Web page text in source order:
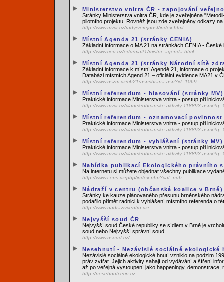
Ministerstvo vnitra ČR - zapojování
Stránky Ministerstva vnitra ČR, kde je zveřejněna
pilotního projektu. Rovněž jsou zde zveřejněny odkazy
http://www.mvcr.cz/rady/verejnost/index.html
Místní Agenda 21 (stránky CENIA)
Základní informace o MA 21 na stránkách CENIA -
http://www.ceu.cz/edu/ma21/mistni_agenda.html
Místní Agenda 21 (stránky Národní sítě
Základní informace k místní Agendě 21, informace o
Databázi místních Agend 21 – oficiální evidence MA21 v
http://www.nszm.cz/cb21/asp/ibrana.asp?id=1069
Místní referendum - hlasování (stránky MV)
Praktické informace Ministerstva vnitra - postup při
http://www.mvcr.cz/clanek/obcanske-aktivity-
Místní referendum - oznamovací povinnost
Praktické informace Ministerstva vnitra - postup při
http://www.mvcr.cz/clanek/obcanske-aktivity-
Místní referendum - vyhlášení (stránky MV)
Praktické informace Ministerstva vnitra - postup při
http://www.mvcr.cz/clanek/obcanske-aktivity-
Nabídka publikací Ekologického právního
Na internetu si můžete objednat všechny publikace
http://www.i-eps.cz/php/index.php?cat=pub
Nádraží v centru (občanská koalice v Brně)
Stránky ke kauze plánovaného přesunu brněnského
podařilo přimět radnici k vyhlášení místního referenda o
http://www.nadrazivcentru.cz/
Nejvyšší soud ČR
Nejvyšší soud České republiky se sídlem v Brně je
soud nebo Nejvyšší správní soud.
http://www.nsoud.cz/
Nesehnutí - Nezávislé sociálně ekologické
Nezávislé sociálně ekologické hnutí vzniklo na podzim
práv zvířat. Jejich aktivity sahají od vydávání a šíření
až po veřejná vystoupení jako happeningy, demonstrace,
http://nesehnuti.ecn.cz